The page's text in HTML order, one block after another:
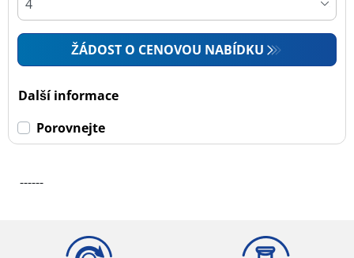
ŽÁDOST O CENOVOU NABÍDKU
Další informace
Porovnejte
------